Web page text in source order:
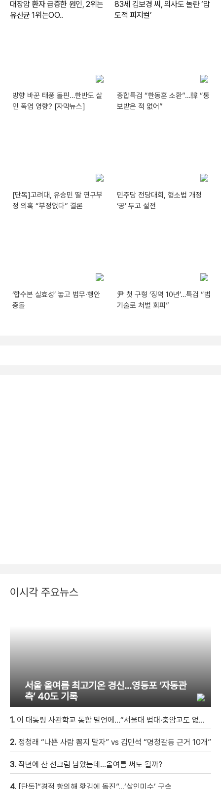
방향 바꾼 태풍 돌핀…한반도 살
인 폭염 영향? [자막뉴스]
종합특검 “한동훈 소환”…韓 “통
보받은 적 없어”
[단독]고려대, 유승민 딸 연구부
정 의혹 “부정없다” 결론
민주당 전당대회, 형소법 개정
‘공’ 두고 설전
‘합수본 실효성’ 놓고 법무·행안
충돌
尹 첫 구형 ‘징역 10년’…특검 “법
기술로 처벌 회피”
이시각 주요뉴스
서울 올여름 최고기온 경신…영등포 ‘자동관
측’ 40도 기록
1. 이 대통령 사관학교 통합 발언에…“서울대 법대·충암고도 없애나”
2. 정청래 “나쁜 사람 뽑지 말자” vs 김민석 “명청갈등 근거 10개”
3. 작년에 산 선크림 남았는데…올여름 써도 될까?
4. [단독]“경적 항의해 홧김에 돌진”…‘살인미수’ 구속